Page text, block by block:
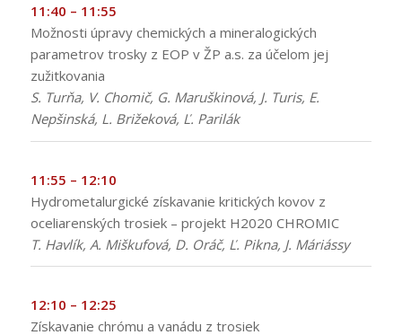
11:40 – 11:55
Možnosti úpravy chemických a mineralogických
parametrov trosky z EOP v ŽP a.s. za účelom jej
zužitkovania
S. Turňa, V. Chomič, G. Maruškinová, J. Turis, E.
Nepšinská, L. Brižeková, Ľ. Parilák
11:55 – 12:10
Hydrometalurgické získavanie kritických kovov z
oceliarenských trosiek – projekt H2020 CHROMIC
T. Havlík, A. Miškufová, D. Oráč, Ľ. Pikna, J. Máriássy
12:10 – 12:25
Získavanie chrómu a vanádu z trosiek